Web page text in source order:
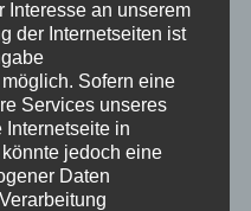
Interesse an unserem
der Internetseiten ist
Sofern eine
Services unseres
Internetseite in
jedoch eine
Daten